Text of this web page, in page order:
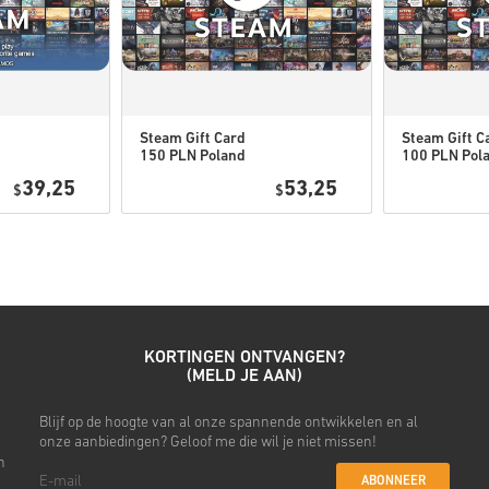
Bekijk de snelle gids
Downloadbare Content
game om deze
Voor sommige
$39,25
Steam Gift Card
150 PLN Poland
$53,25
Steam Gift
100 PLN
KORTINGEN ONTVANGEN?
(MELD JE AAN)
Blijf op de hoogte van al onze spannende ontwikkelen en al
onze aanbiedingen? Geloof me die wil je niet missen!
ABONNEER